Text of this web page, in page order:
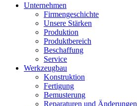
Unternehmen
Firmengeschichte
Unsere Stärken
Produktion
Produktbereich
Beschaffung
Service
Werkzeugbau
Konstruktion
Fertigung
Bemusterung
Reparaturen und Änderungen